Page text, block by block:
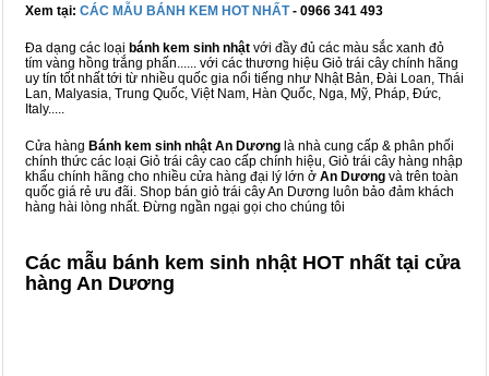
Xem tại: CÁC MẪU BÁNH KEM HOT NHẤT- 0966 341 493
Đa dạng các loại bánh kem sinh nhật với đầy đủ các màu sắc xanh đỏ
tím vàng hồng trắng phấn...... với các thương hiệu Giỏ trái cây chính hãng
uy tín tốt nhất tới từ nhiều quốc gia nổi tiếng như Nhật Bản, Đài Loan, Thái
Lan, Malyasia, Trung Quốc, Việt Nam, Hàn Quốc, Nga, Mỹ, Pháp, Đức,
Italy.....
Cửa hàng Bánh kem sinh nhật An Dương là nhà cung cấp & phân phối
chính thức các loại Giỏ trái cây cao cấp chính hiệu, Giỏ trái cây hàng nhập
khẩu chính hãng cho nhiều cửa hàng đại lý lớn ở An Dương và trên toàn
quốc giá rẻ ưu đãi. Shop bán giỏ trái cây An Dương luôn bảo đảm khách
hàng hài lòng nhất. Đừng ngần ngại gọi cho chúng tôi
Các mẫu bánh kem sinh nhật HOT nhất tại cửa
hàng An Dương